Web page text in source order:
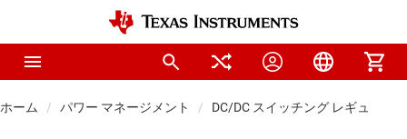
ホーム パワー マネージメント DC/DC スイッチング レギュレータ